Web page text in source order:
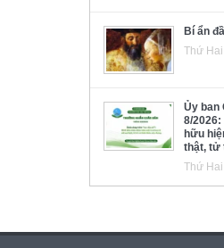
Bí ẩn
Thứ
Ủy ban
8/2026:
hữu
thật, tử
Thứ